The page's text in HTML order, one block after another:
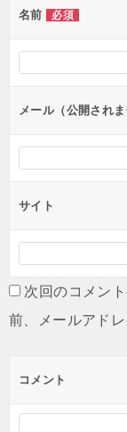
ー
シ
ン
名前 必須
メール（公開されま
サイト
次回のコメン
前、メールアド
コメント